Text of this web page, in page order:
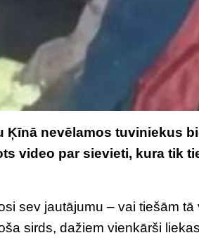
Ķīnā nevēlamos tuviniekus
video par sievieti, kura tik
sev jautājumu – vai tiešām
sirds, dažiem vienkārši